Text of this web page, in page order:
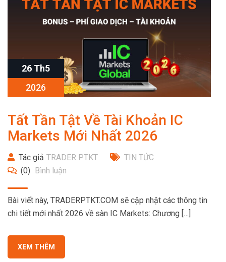
26 Th5
2026
Tất Tần Tật Về Tài Khoản IC
Markets Mới Nhất 2026
Tác giả TRADER PTKT
TIN TỨC
(0) Bình luận
Bài viết này, TRADERPTKT.COM sẽ cập nhật các thông tin
chi tiết mới nhất 2026 về sàn IC Markets: Chương […]
XEM THÊM